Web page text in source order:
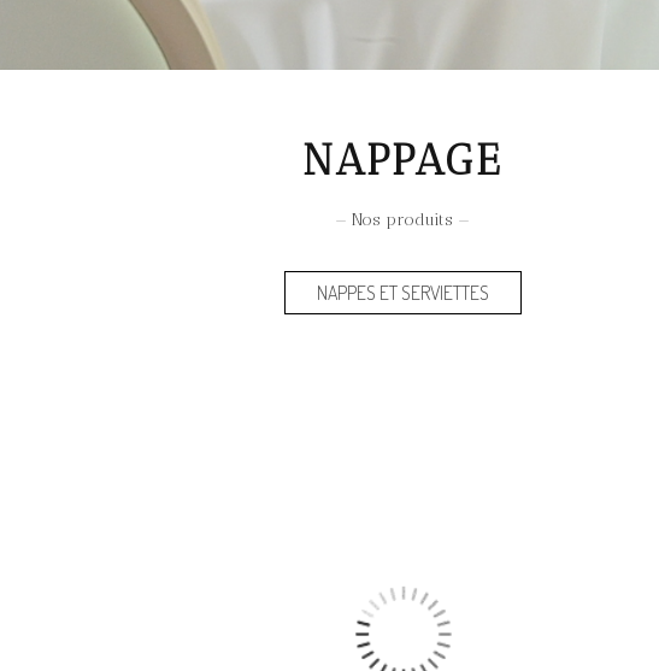
NAPPAGE
— Nos produits —
NAPPES ET SERVIETTES